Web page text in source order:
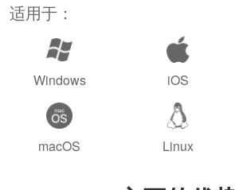
适用于：
Windows iOS
macOS Linux